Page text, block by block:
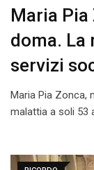
Maria
doma. La
servizi
Maria Pia Zonca,
malattia a soli 53